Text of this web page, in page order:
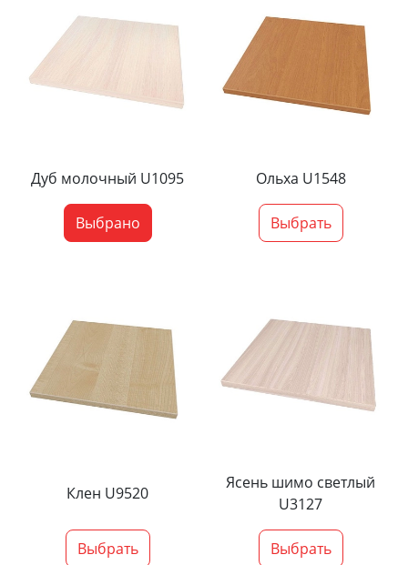
Дуб молочный U1095
Выбрано
Ольха U1548
Выбрать
Клен U9520
Выбрать
Ясень шимо светлый
U3127
Выбрать